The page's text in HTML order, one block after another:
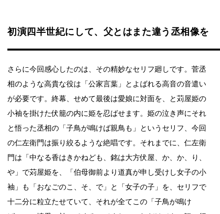
初演四半世紀にして、父とはまた違う丞相像を
さらに今回感心したのは、その精妙なセリフ廻しです。菅丞
相のような高貴な役は「公家言葉」とよばれる高音の音遣い
が必要です。終幕、せめて最後は愛娘に対面を、と苅屋姫の
小袖を掛けた伏籠の内に姫を忍ばせます。姫の泣き声にそれ
と悟った丞相の「子鳥が鳴けば親鳥も」というセリフ、今回
の仁左衛門は振り絞るような絶唱です。それまでに、仁左衛
門は「中なる香はきかねども、銘は大方伏屋、か、か、り、
や」で苅屋姫を、「伯母御前より道真が申し受けし女子の小
袖」も「おなごのこ、そ、で」と「女子の子」を、セリフで
十二分に粒立たせていて、それが全てこの「子鳥が鳴け